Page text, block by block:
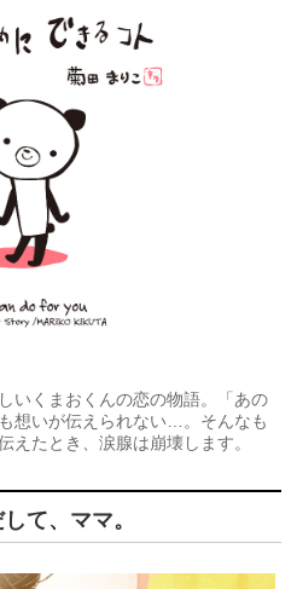
いくまおくんの恋の物語。「あの
想いが伝えられない…。そんなも
えたとき、涙腺は崩壊します。
て、ママ。